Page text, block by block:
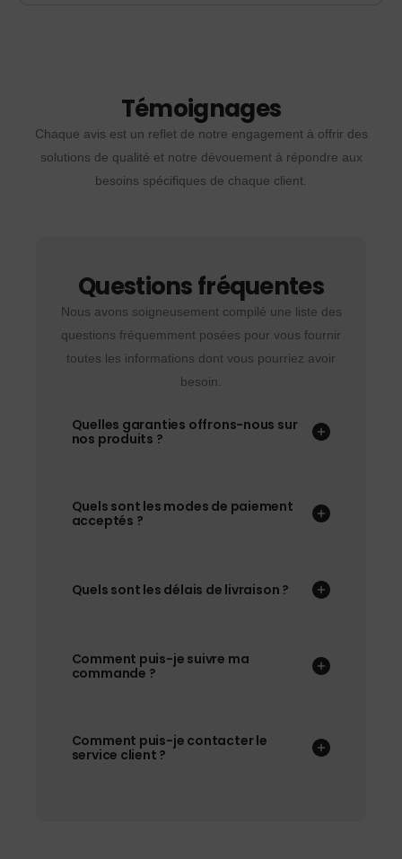
Témoignages
Chaque avis est un reflet de notre engagement à offrir des
solutions de qualité et notre dévouement à répondre aux
besoins spécifiques de chaque client.
Questions fréquentes
Nous avons soigneusement compilé une liste des
questions fréquemment posées pour vous fournir
toutes les informations dont vous pourriez avoir
besoin.
Quelles garanties offrons-nous sur
nos produits ?
Quels sont les modes de paiement
acceptés ?
Quels sont les délais de livraison ?
Comment puis-je suivre ma
commande ?
Comment puis-je contacter le
service client ?